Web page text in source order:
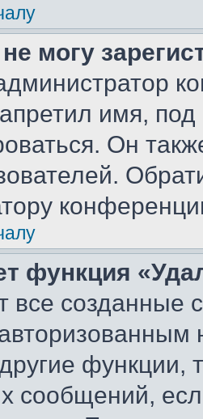
могу
имя,
Он
функция
все созданные
функции,
сообщений,